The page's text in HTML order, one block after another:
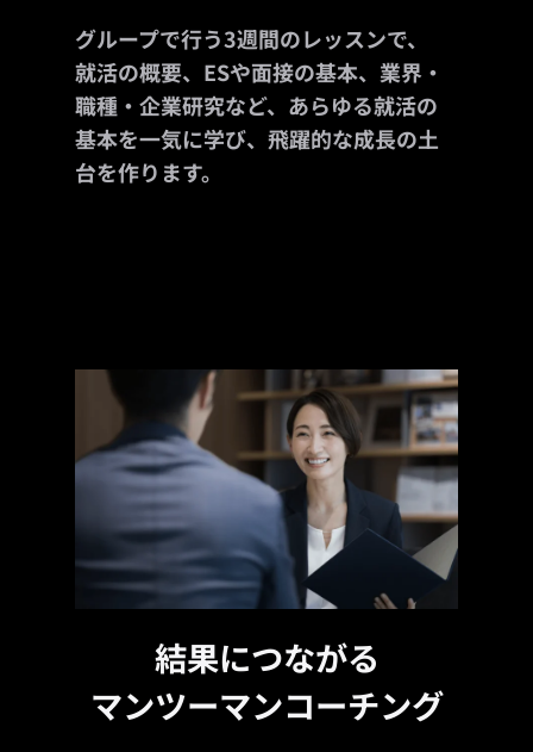
グループで行う3週間のレッスンで、
就活の概要、ESや面接の基本、業界・
職種・企業研究など、あらゆる就活の
基本を一気に学び、飛躍的な成長の土
台を作ります。
結果につながる
マンツーマンコーチング